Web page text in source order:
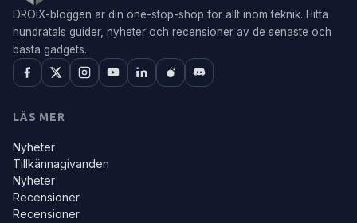
DROIX-bloggen är din one-stop-shop för allt inom teknik. Hitta
hundratals guider, nyheter och recensioner av de senaste och
bästa gadgets.
LÄS MER
Nyheter
Tillkännagivanden
Nyheter
Recensioner
Recensioner